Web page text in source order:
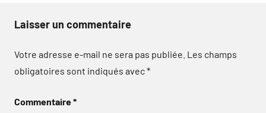
Laisser un commentaire
Votre adresse e-mail ne sera pas publiée. Les champs
obligatoires sont indiqués avec*
Commentaire*